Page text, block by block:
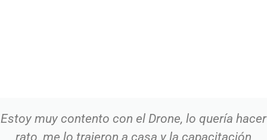
Estoy muy contento con el Drone, lo quería hacer
rato, me lo trajeron a casa y la capacitación